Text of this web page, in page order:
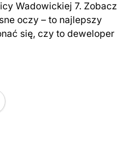
Wadowickiej 7. Zobacz
oczy – to najlepszy
się, czy to deweloper